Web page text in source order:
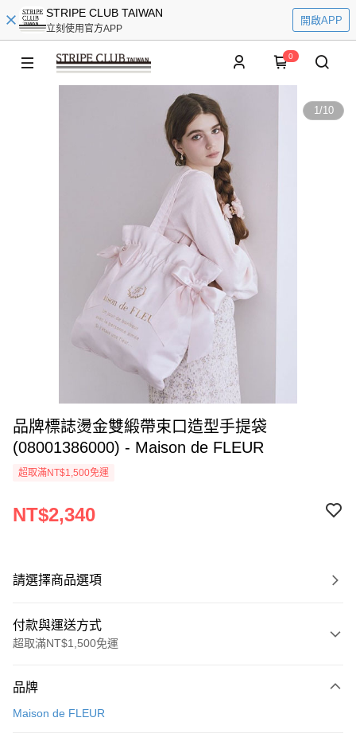
STRIPE CLUB TAIWAN
立刻使用官方APP
開啟APP
0
1/10
品牌標誌燙金雙緞帶束口造型手提袋
(08001386000) - Maison de FLEUR
超取滿NT$1,500免運
NT$2,340
請選擇商品選項
付款與運送方式
超取滿NT$1,500免運
信用卡一次付款
品牌
Maison de FLEUR